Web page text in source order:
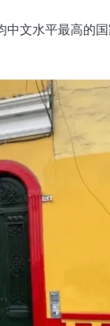
中文水平最高的